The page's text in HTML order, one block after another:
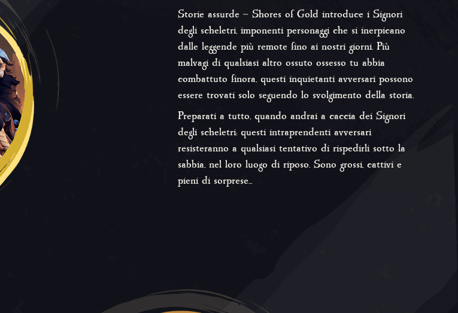
Storie assurde – Shores of Gold introduce i Signori
degli scheletri, imponenti personaggi che si inerpicano
dalle leggende più remote fino ai nostri giorni. Più
malvagi di qualsiasi altro ossuto ossesso tu abbia
combattuto finora, questi inquietanti avversari possono
essere trovati solo seguendo lo svolgimento della storia.
Preparati a tutto, quando andrai a caccia dei Signori
degli scheletri: questi intraprendenti avversari
resisteranno a qualsiasi tentativo di rispedirli sotto la
sabbia, nel loro luogo di riposo. Sono grossi, cattivi e
pieni di sorprese...